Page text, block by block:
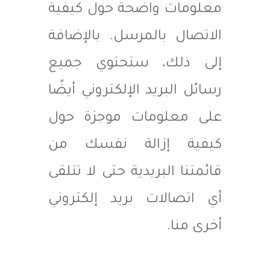
معلومات واضحة حول كيفية
الاتصال بالمرسل. بالإضافة
إلى ذلك، ستحتوي جميع
رسائل البريد الإلكتروني أيضًا
على معلومات موجزة حول
كيفية إزالة نفسك من
قائمتنا البريدية حتى لا تتلقى
أي اتصالات بريد إلكتروني
أخرى منا.